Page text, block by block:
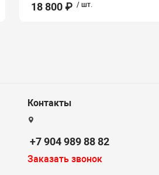
18 800 ₽ / шт.
Контакты
+7 904 989 88 82
Заказать звонок